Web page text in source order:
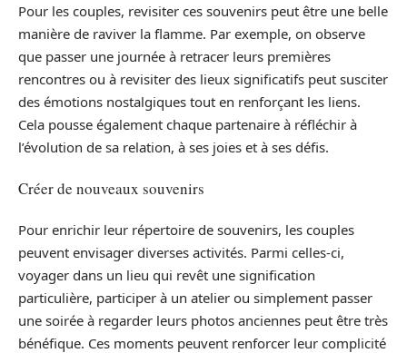
Pour les couples, revisiter ces souvenirs peut être une belle
manière de raviver la flamme. Par exemple, on observe
que passer une journée à retracer leurs premières
rencontres ou à revisiter des lieux significatifs peut susciter
des émotions nostalgiques tout en renforçant les liens.
Cela pousse également chaque partenaire à réfléchir à
l’évolution de sa relation, à ses joies et à ses défis.
Créer de nouveaux souvenirs
Pour enrichir leur répertoire de souvenirs, les couples
peuvent envisager diverses activités. Parmi celles-ci,
voyager dans un lieu qui revêt une signification
particulière, participer à un atelier ou simplement passer
une soirée à regarder leurs photos anciennes peut être très
bénéfique. Ces moments peuvent renforcer leur complicité